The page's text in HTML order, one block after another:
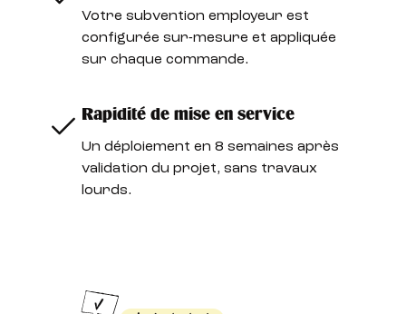
Votre subvention employeur est
configurée sur-mesure et appliquée
sur chaque commande.
Rapidité de mise en service
Un déploiement en 8 semaines après
validation du projet, sans travaux
lourds.